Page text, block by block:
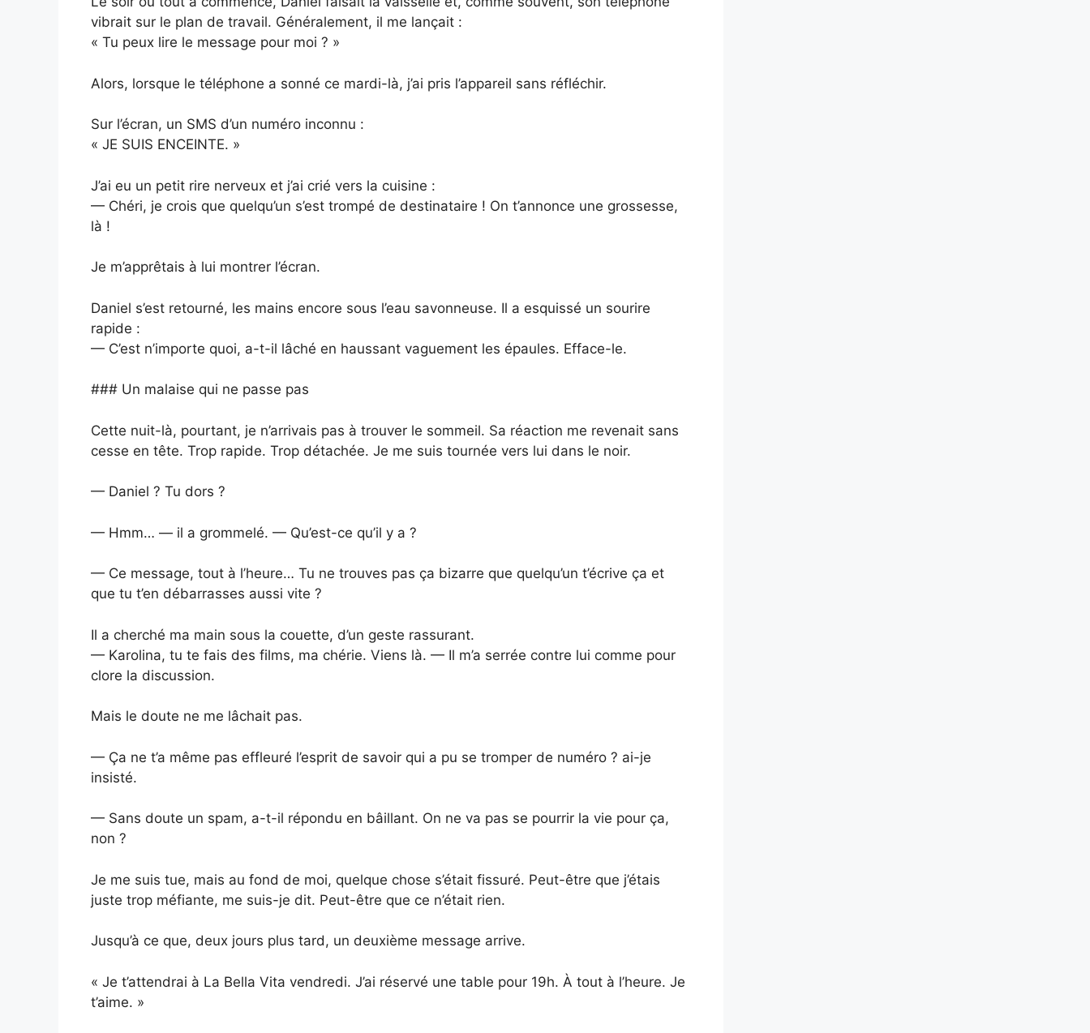
vibrait sur le plan de travail. Généralement, il me lançait :
« Tu peux lire le message pour moi ? »
Alors, lorsque le téléphone a sonné ce mardi-là, j’ai pris l’appareil sans réfléchir.
Sur l’écran, un SMS d’un numéro inconnu :
« JE SUIS ENCEINTE. »
J’ai eu un petit rire nerveux et j’ai crié vers la cuisine :
— Chéri, je crois que quelqu’un s’est trompé de destinataire ! On t’annonce une grossesse,
là !
Je m’apprêtais à lui montrer l’écran.
Daniel s’est retourné, les mains encore sous l’eau savonneuse. Il a esquissé un sourire
rapide :
— C’est n’importe quoi, a-t-il lâché en haussant vaguement les épaules. Efface-le.
### Un malaise qui ne passe pas
Cette nuit-là, pourtant, je n’arrivais pas à trouver le sommeil. Sa réaction me revenait sans
cesse en tête. Trop rapide. Trop détachée. Je me suis tournée vers lui dans le noir.
— Daniel ? Tu dors ?
— Hmm… — il a grommelé. — Qu’est-ce qu’il y a ?
— Ce message, tout à l’heure… Tu ne trouves pas ça bizarre que quelqu’un t’écrive ça et
que tu t’en débarrasses aussi vite ?
Il a cherché ma main sous la couette, d’un geste rassurant.
— Karolina, tu te fais des films, ma chérie. Viens là. — Il m’a serrée contre lui comme pour
clore la discussion.
Mais le doute ne me lâchait pas.
— Ça ne t’a même pas effleuré l’esprit de savoir qui a pu se tromper de numéro ? ai-je
insisté.
— Sans doute un spam, a-t-il répondu en bâillant. On ne va pas se pourrir la vie pour ça,
non ?
Je me suis tue, mais au fond de moi, quelque chose s’était fissuré. Peut-être que j’étais
juste trop méfiante, me suis-je dit. Peut-être que ce n’était rien.
Jusqu’à ce que, deux jours plus tard, un deuxième message arrive.
« Je t’attendrai à La Bella Vita vendredi. J’ai réservé une table pour 19h. À tout à l’heure. Je
t’aime. »